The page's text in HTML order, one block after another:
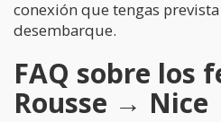
conexión que tengas
desembarque.
FAQ sobre los
Rousse → Nice